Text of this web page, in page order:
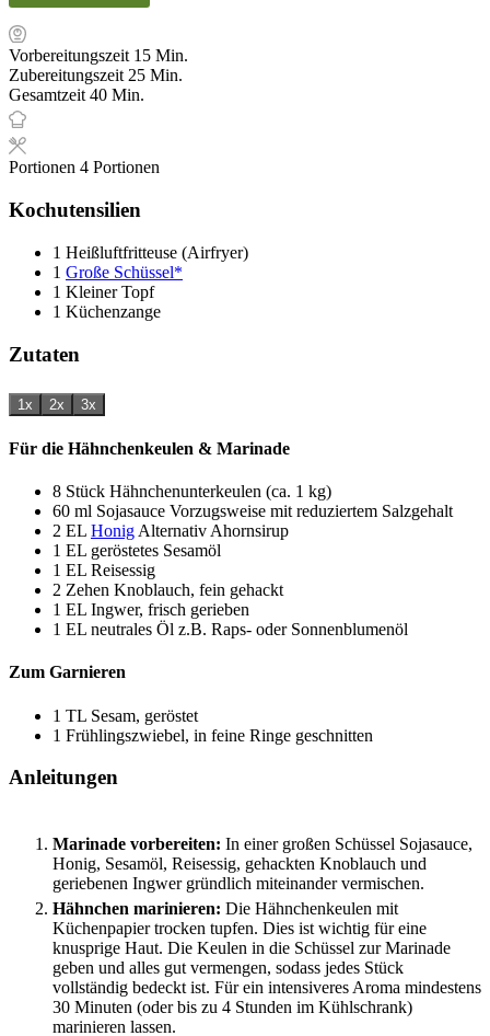
Vorbereitungszeit 15Minuten
Min.
Zubereitungszeit25Minuten
Min.
Gesamtzeit40Minuten
Min.
Portionen 4 Portionen
Kochutensilien
1 Heißluftfritteuse (Airfryer)
1 Große Schüssel*
1 Kleiner Topf
1 Küchenzange
Zutaten
1x 2x 3x
Für die Hähnchenkeulen & Marinade
8 Stück Hähnchenunterkeulen (ca. 1 kg)
60 ml Sojasauce Vorzugsweise mit reduziertem Salzgehalt
2 EL Honig Alternativ Ahornsirup
1 EL geröstetes Sesamöl
1 EL Reisessig
2 Zehen Knoblauch, fein gehackt
1 EL Ingwer, frisch gerieben
1 EL neutrales Öl z.B. Raps- oder Sonnenblumenöl
Zum Garnieren
1 TL Sesam, geröstet
1 Frühlingszwiebel, in feine Ringe geschnitten
Anleitungen
Marinade vorbereiten: In einer großen Schüssel Sojasauce,
Honig, Sesamöl, Reisessig, gehackten Knoblauch und
geriebenen Ingwer gründlich miteinander vermischen.
Hähnchen marinieren: Die Hähnchenkeulen mit
Küchenpapier trocken tupfen. Dies ist wichtig für eine
knusprige Haut. Die Keulen in die Schüssel zur Marinade
geben und alles gut vermengen, sodass jedes Stück
vollständig bedeckt ist. Für ein intensiveres Aroma mindestens
30 Minuten (oder bis zu 4 Stunden im Kühlschrank)
marinieren lassen.